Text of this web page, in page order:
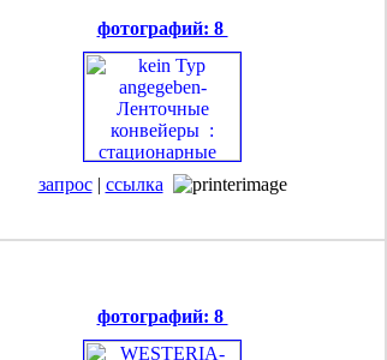
фотографий: 8
запрос| ссылка
фотографий: 8